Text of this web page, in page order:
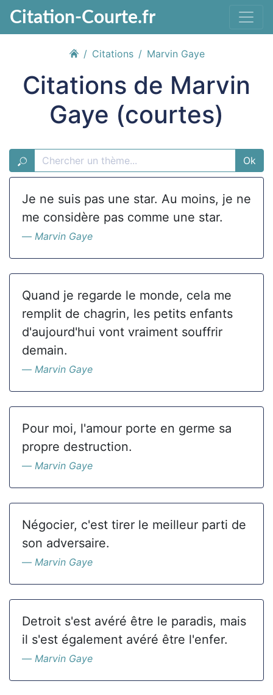
Citation-Courte.fr
Citations Marvin Gaye
Citations de Marvin
Gaye (courtes)
Ok
Je ne suis pas une star. Au moins, je ne
me considère pas comme une star.
Marvin Gaye
Quand je regarde le monde, cela me
remplit de chagrin, les petits enfants
d'aujourd'hui vont vraiment souffrir
demain.
Marvin Gaye
Pour moi, l'amour porte en germe sa
propre destruction.
Marvin Gaye
Négocier, c'est tirer le meilleur parti de
son adversaire.
Marvin Gaye
Detroit s'est avéré être le paradis, mais
il s'est également avéré être l'enfer.
Marvin Gaye